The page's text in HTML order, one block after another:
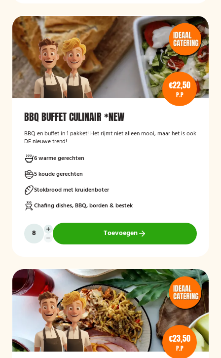
€22,50
P.P
BBQ BUFFET CULINAIR *NEW
BBQ en buffet in 1 pakket! Het rijmt niet alleen mooi, maar het is ook
DE nieuwe trend!
6 warme gerechten
5 koude gerechten
Stokbrood met kruidenboter
Chafing dishes, BBQ, borden & bestek
Toevoegen
€23,50
P.P